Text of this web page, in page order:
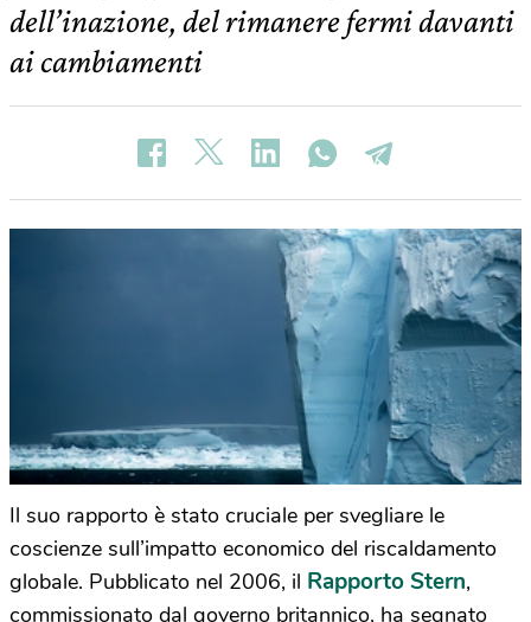
dell’inazione, del rimanere fermi davanti
ai cambiamenti
Il suo rapporto è stato cruciale per svegliare le
coscienze sull’impatto economico del riscaldamento
globale. Pubblicato nel 2006, il Rapporto Stern,
commissionato dal governo britannico, ha segnato